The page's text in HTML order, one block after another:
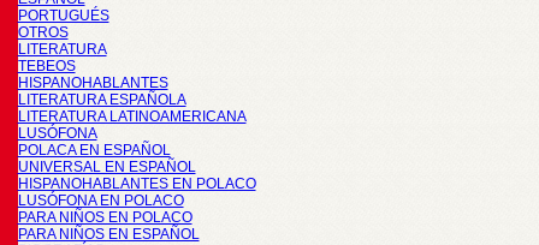
PORTUGUÉS
OTROS
LITERATURA
TEBEOS
HISPANOHABLANTES
LITERATURA ESPAÑOLA
LITERATURA LATINOAMERICANA
LUSÓFONA
POLACA EN ESPAÑOL
UNIVERSAL EN ESPAÑOL
HISPANOHABLANTES EN POLACO
LUSÓFONA EN POLACO
PARA NIÑOS EN POLACO
PARA NIÑOS EN ESPAÑOL